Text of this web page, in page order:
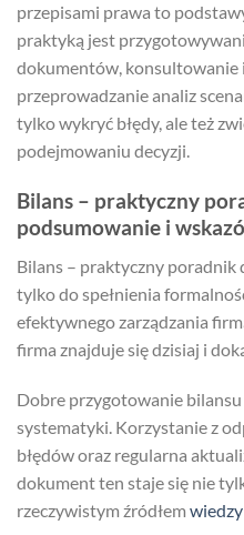
przepisami prawa to
praktyką jest
dokumentów, konsultowanie
przeprowadzanie analiz
tylko wykryć błędy, ale też
podejmowaniu decyzji.
Bilans – praktyczny
podsumowanie i
Bilans – praktyczny poradnik
tylko do spełnienia
efektywnego zarządzania
firma znajduje się dzisiaj i
Dobre przygotowanie bilansu
systematyki. Korzystanie z
błędów oraz regularna
dokument ten staje się nie
rzeczywistym źródłem wiedzy